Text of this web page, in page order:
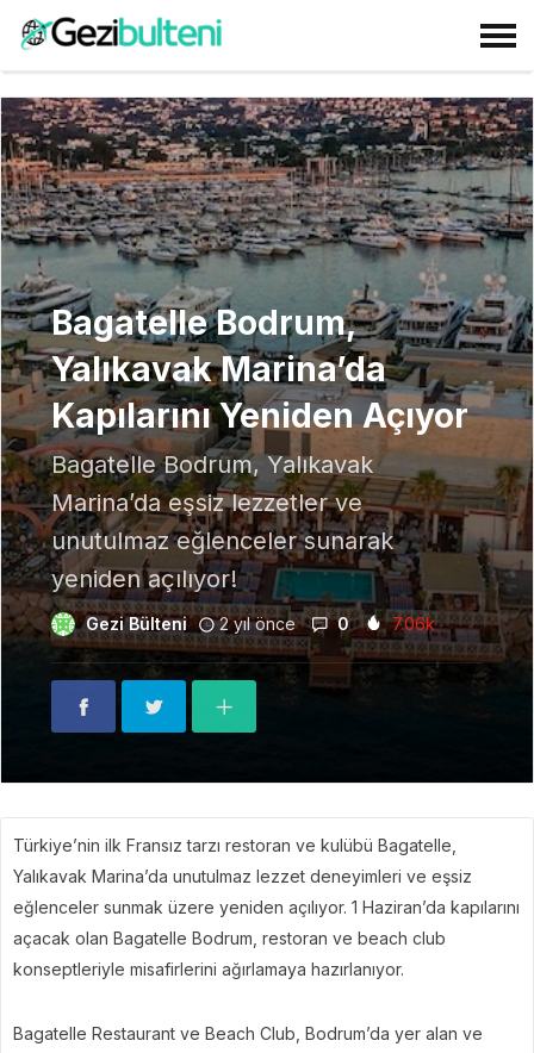
Bagatelle Bodrum,
Yalıkavak Marina’da
Kapılarını Yeniden Açıyor
Bagatelle Bodrum, Yalıkavak
Marina’da eşsiz lezzetler ve
unutulmaz eğlenceler sunarak
yeniden açılıyor!
Gezi Bülteni 2 yıl önce 0 7.06k
Türkiye’nin ilk Fransız tarzı restoran ve kulübü Bagatelle,
Yalıkavak Marina’da unutulmaz lezzet deneyimleri ve eşsiz
eğlenceler sunmak üzere yeniden açılıyor. 1 Haziran’da kapılarını
açacak olan Bagatelle Bodrum, restoran ve beach club
konseptleriyle misafirlerini ağırlamaya hazırlanıyor.
Bagatelle Restaurant ve Beach Club, Bodrum’da yer alan ve